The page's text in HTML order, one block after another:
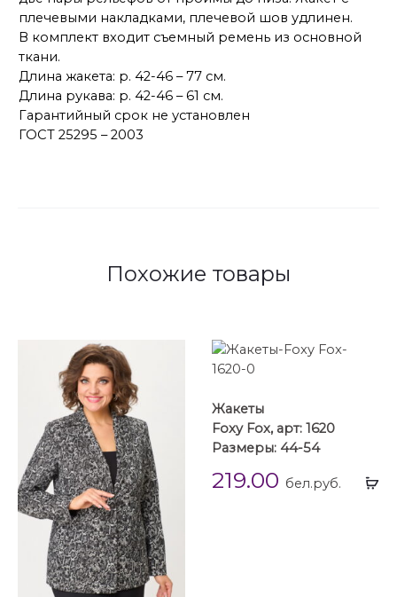
плечевыми накладками, плечевой шов удлинен.
В комплект входит съемный ремень из основной
ткани.
Длина жакета: р. 42-46 – 77 см.
Длина рукава: р. 42-46 – 61 см.
Гарантийный срок не установлен
ГОСТ 25295 – 2003
Похожие товары
Жакеты
Foxy Fox, арт: 1620
Размеры: 44-54
219.00 бел.руб.